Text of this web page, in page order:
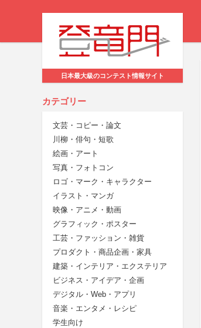
日本最大級のコンテスト情報サイト
カテゴリー
文芸・コピー・論文
川柳・俳句・短歌
絵画・アート
写真・フォトコン
ロゴ・マーク・キャラクター
イラスト・マンガ
映像・アニメ・動画
グラフィック・ポスター
工芸・ファッション・雑貨
プロダクト・商品企画・家具
建築・インテリア・エクステリア
ビジネス・アイデア・企画
デジタル・Web・アプリ
音楽・エンタメ・レシピ
学生向け